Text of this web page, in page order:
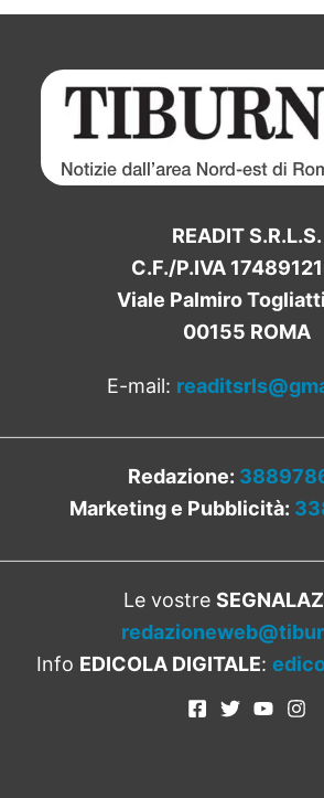
READIT S.R.L.S.
C.F./P.IVA
Viale Palmiro
00155 ROMA
E-mail:
Redazione:
Marketing e Pubblicità:
Le vostre
Info EDICOLA DIGITALE: